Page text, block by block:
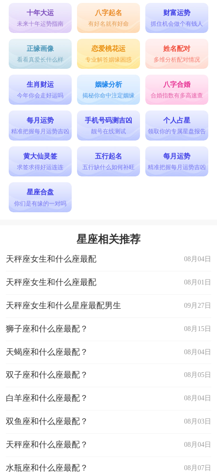
十年大运
未来十年运势指南
八字起名
有好名就有好命
财富运势
抓住机会做个有钱人
正缘画像
看看真爱长什么样
恋爱桃花运
专业解答姻缘困惑
姓名配对
多维分析配对情况
生肖财运
今年你会走好运吗
姻缘分析
揭秘你命中注定姻缘
八字合婚
合婚指数有多高速查
每月运势
精准把握每月运势吉凶
手机号码测吉凶
靓号在线测试
个人占星
领取你的专属星盘报告
黄大仙灵签
求签求得好运连连
五行起名
五行缺什么如何补旺
每月运势
精准把握每月运势吉凶
星座合盘
你们是有缘的一对吗
星座相关推荐
08月04日
天秤座女生和什么座最配
08月01日
天秤座女生和什么座最配
09月27日
天秤座女生和什么星座最配男生
08月15日
狮子座和什么座最配？
08月04日
天蝎座和什么座最配？
08月05日
双子座和什么座最配？
08月04日
白羊座和什么座最配？
08月03日
双鱼座和什么座最配？
08月04日
天秤座和什么座最配？
08月07日
水瓶座和什么座最配？